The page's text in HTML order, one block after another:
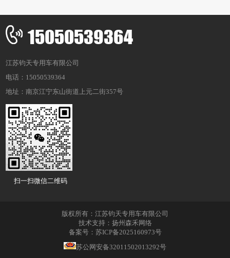
15050539364
江苏钧天专用车有限公司
电话：15050539364
地址：南京江宁东山街道上元二街357号
扫一扫微信二维码
版权所有：江苏钧天专用车有限公司
技术支持：扬州森禾网络
备案号：苏ICP备2025160973号
苏公网安备32011502013292号